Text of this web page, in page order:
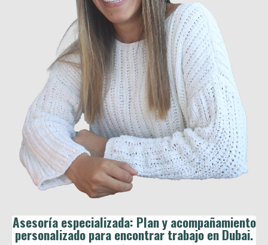
Asesoría especializada: Plan y acompañamiento
personalizado para encontrar trabajo en Dubai.